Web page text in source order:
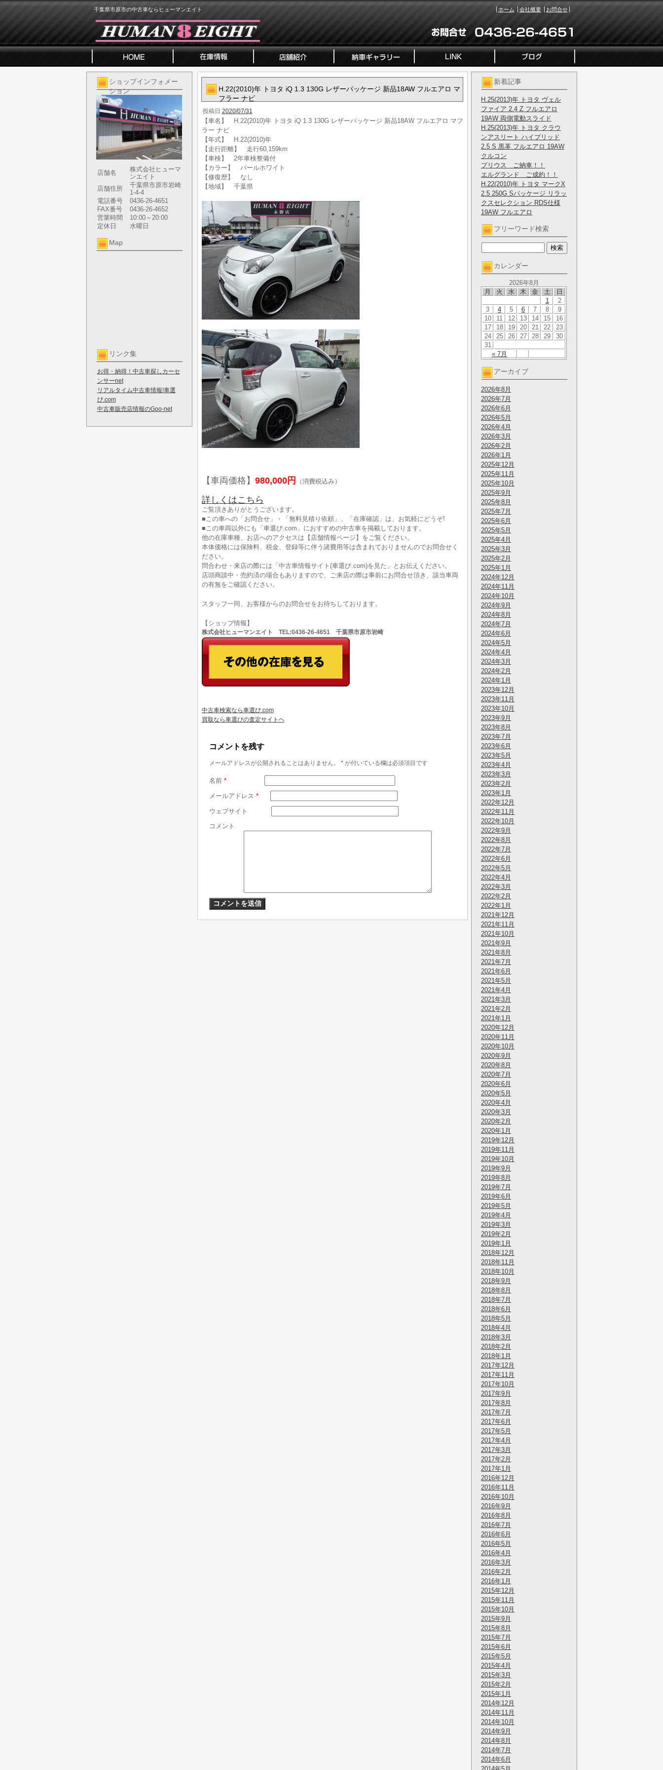
千葉県市原市の中古車ならヒューマンエイト ホーム 会社概要 お問合せ
ショップインフォメー
ション
店舗名
株式会社ヒューマ
ンエイト
店舗住所
千葉県市原市岩崎
1-4-4
電話番号
0436-26-4651
FAX番号
0436-26-4652
営業時間
10:00～20:00
定休日
水曜日
Map
リンク集
お得・納得！中古車探しカーセ
ンサーnet
リアルタイム中古車情報!車選
び.com
中古車販売店情報のGoo-net
新着記事
H.25(2013)年 トヨタ ヴェル
ファイア 2.4 Z フルエアロ
19AW 両側電動スライド
H.25(2013)年 トヨタ クラウ
ンアスリート ハイブリッド
2.5 S 黒革 フルエアロ 19AW
クルコン
プリウス ご納車！！
エルグランド ご成約！！
H.22(2010)年 トヨタ マークX
2.5 250G Sパッケージ リラッ
クスセレクション RDS仕様
19AW フルエアロ
フリーワード検索
カレンダー
2026年8月
月
火 水 木 金 土 日
« 7月
1
2
3
4 5 6 7 8
9
10
11 12 13 14 15
16
17
18 19 20 21 22
23
24
25 26 27 28 29
30
31
アーカイブ
2026年8月
2026年7月
2026年6月
2026年5月
2026年4月
2026年3月
2026年2月
2026年1月
2025年12月
2025年11月
2025年10月
2025年9月
2025年8月
2025年7月
2025年6月
2025年5月
2025年4月
2025年3月
2025年2月
2025年1月
2024年12月
2024年11月
2024年10月
2024年9月
2024年8月
2024年7月
2024年6月
2024年5月
2024年4月
2024年3月
2024年2月
2024年1月
2023年12月
2023年11月
2023年10月
2023年9月
2023年8月
2023年7月
2023年6月
2023年5月
2023年4月
2023年3月
2023年2月
2023年1月
2022年12月
2022年11月
2022年10月
2022年9月
2022年8月
2022年7月
2022年6月
2022年5月
2022年4月
2022年3月
2022年2月
2022年1月
2021年12月
2021年11月
2021年10月
2021年9月
2021年8月
2021年7月
2021年6月
2021年5月
2021年4月
2021年3月
2021年2月
2021年1月
2020年12月
2020年11月
2020年10月
2020年9月
2020年8月
2020年7月
2020年6月
2020年5月
2020年4月
2020年3月
2020年2月
2020年1月
2019年12月
2019年11月
2019年10月
2019年9月
2019年8月
2019年7月
2019年6月
2019年5月
2019年4月
2019年3月
2019年2月
2019年1月
2018年12月
2018年11月
2018年10月
2018年9月
2018年8月
2018年7月
2018年6月
2018年5月
2018年4月
2018年3月
2018年2月
2018年1月
2017年12月
2017年11月
2017年10月
2017年9月
2017年8月
2017年7月
2017年6月
2017年5月
2017年4月
2017年3月
2017年2月
2017年1月
2016年12月
2016年11月
2016年10月
2016年9月
2016年8月
2016年7月
2016年6月
2016年5月
2016年4月
2016年3月
2016年2月
2016年1月
2015年12月
2015年11月
2015年10月
2015年9月
2015年8月
2015年7月
2015年6月
2015年5月
2015年4月
2015年3月
2015年2月
2015年1月
2014年12月
2014年11月
2014年10月
2014年9月
2014年8月
2014年7月
2014年6月
H.22(2010)年 トヨタ iQ 1.3 130G レザーパッケージ 新品18AW フルエアロ マ
フラー ナビ
投稿日 2020/07/31
【車名】 H.22(2010)年 トヨタ iQ 1.3 130G レザーパッケージ 新品18AW フルエアロ マフ
ラー ナビ
【年式】 H.22(2010)年
【走行距離】 走行60,159km
【車検】 2年車検整備付
【カラー】 パールホワイト
【修復歴】 なし
【地域】 千葉県
【車両価格】 980,000円 （消費税込み）
詳しくはこちら
ご覧頂きありがとうございます。
■この車への「お問合せ」・「無料見積り依頼」、「在庫確認」は、お気軽にどうぞ!
■この車両以外にも「車選び.com」におすすめの中古車を掲載しております。
他の在庫車種、お店へのアクセスは【店舗情報ページ】をご覧ください。
本体価格には保険料、税金、登録等に伴う諸費用等は含まれておりませんのでお問合せく
ださい。
問合わせ・来店の際には「中古車情報サイト(車選び.com)を見た」とお伝えください。
店頭商談中・売約済の場合もありますので、ご来店の際は事前にお問合せ頂き、該当車両
の有無をご確認ください。
スタッフ一同、お客様からのお問合せをお待ちしております。
【ショップ情報】
株式会社ヒューマンエイト TEL:0436-26-4651 千葉県市原市岩崎
中古車検索なら車選び.com
買取なら車選びの査定サイトヘ
コメントを残す
メールアドレスが公開されることはありません。 *が付いている欄は必須項目です
名前 *
メールアドレス *
ウェブサイト
コメント